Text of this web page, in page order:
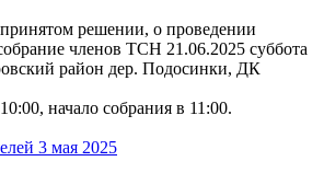
решении, о проведении
членов ТСН 21.06.2025 суббота
район дер. Подосинки, ДК
начало собрания в 11:00.
3 мая 2025